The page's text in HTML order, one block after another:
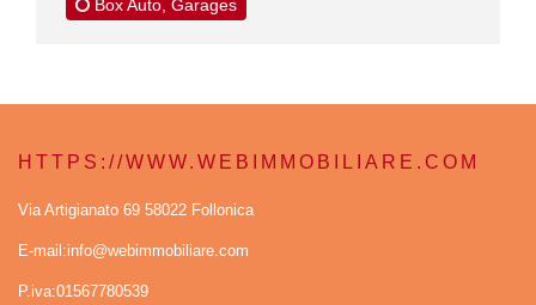
Box Auto, Garages
HTTPS://WWW.WEBIMMOBILIARE.COM
Via Artigianato 69 58022 Follonica
E-mail:info@webimmobiliare.com
P.iva:01567780539